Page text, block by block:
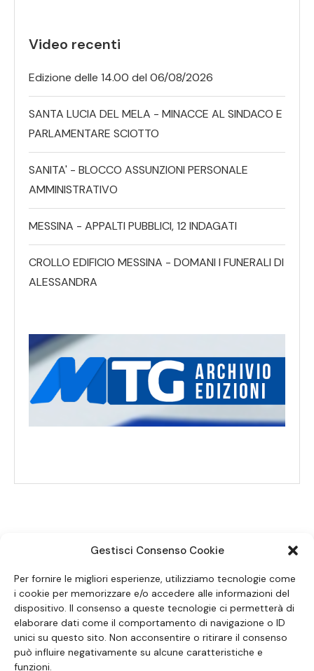
Gestisci Consenso Cookie
Per fornire le migliori esperienze, utilizziamo tecnologie come
i cookie per memorizzare e/o accedere alle informazioni del
dispositivo. Il consenso a queste tecnologie ci permetterà di
elaborare dati come il comportamento di navigazione o ID
unici su questo sito. Non acconsentire o ritirare il consenso
può influire negativamente su alcune caratteristiche e
funzioni.
Video recenti
Edizione delle 14.00 del 06/08/2026
SANTA LUCIA DEL MELA - MINACCE AL SINDACO E
PARLAMENTARE SCIOTTO
SANITA' - BLOCCO ASSUNZIONI PERSONALE
AMMINISTRATIVO
MESSINA - APPALTI PUBBLICI, 12 INDAGATI
CROLLO EDIFICIO MESSINA - DOMANI I FUNERALI DI
ALESSANDRA
SEGUICI SUI SOCIAL